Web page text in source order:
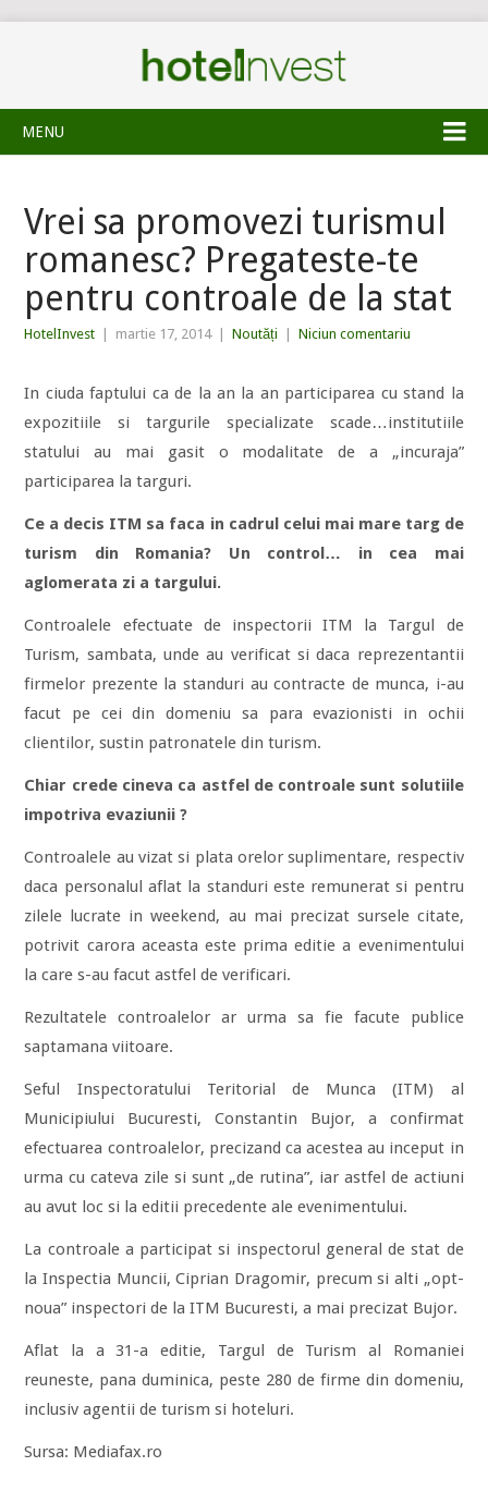
MENU
Vrei sa promovezi turismul
romanesc? Pregateste-te
pentru controale de la stat
HotelInvest martie 17, 2014 Noutăți Niciun comentariu
In ciuda faptului ca de la an la an participarea cu stand la
expozitiile si targurile specializate scade…institutiile
statului au mai gasit o modalitate de a „incuraja”
participarea la targuri.
Ce a decis ITM sa faca in cadrul celui mai mare targ de
turism din Romania? Un control… in cea mai
aglomerata zi a targului.
Controalele efectuate de inspectorii ITM la Targul de
Turism, sambata, unde au verificat si daca reprezentantii
firmelor prezente la standuri au contracte de munca, i-au
facut pe cei din domeniu sa para evazionisti in ochii
clientilor, sustin patronatele din turism.
Chiar crede cineva ca astfel de controale sunt solutiile
impotriva evaziunii ?
Controalele au vizat si plata orelor suplimentare, respectiv
daca personalul aflat la standuri este remunerat si pentru
zilele lucrate in weekend, au mai precizat sursele citate,
potrivit carora aceasta este prima editie a evenimentului
la care s-au facut astfel de verificari.
Rezultatele controalelor ar urma sa fie facute publice
saptamana viitoare.
Seful Inspectoratului Teritorial de Munca (ITM) al
Municipiului Bucuresti, Constantin Bujor, a confirmat
efectuarea controalelor, precizand ca acestea au inceput in
urma cu cateva zile si sunt „de rutina”, iar astfel de actiuni
au avut loc si la editii precedente ale evenimentului.
La controale a participat si inspectorul general de stat de
la Inspectia Muncii, Ciprian Dragomir, precum si alti „opt-
noua” inspectori de la ITM Bucuresti, a mai precizat Bujor.
Aflat la a 31-a editie, Targul de Turism al Romaniei
reuneste, pana duminica, peste 280 de firme din domeniu,
inclusiv agentii de turism si hoteluri.
Sursa: Mediafax.ro